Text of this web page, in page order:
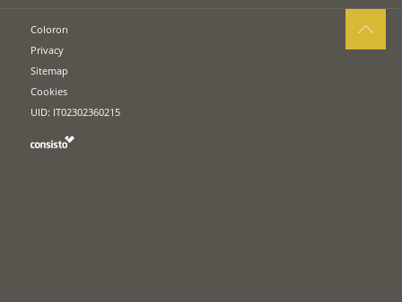
Coloron
Privacy
Sitemap
Cookies
UID: IT02302360215